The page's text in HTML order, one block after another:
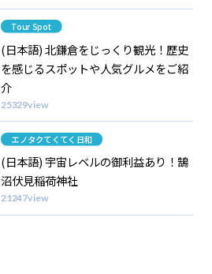
(日本語) 北鎌倉をじっくり観光！歴史
を感じるスポットや人気グルメをご紹
介
25329view
Category
Tour Spot
(日本語) 宇宙レベルの御利益あり！鵠
沼伏見稲荷神社
21247view
Category
エノタクてくてく日和